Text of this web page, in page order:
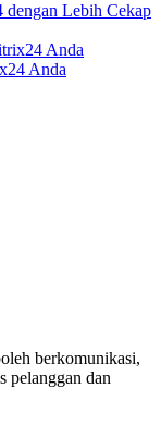
Lebih Cekap
Anda
berkomunikasi,
pelanggan dan